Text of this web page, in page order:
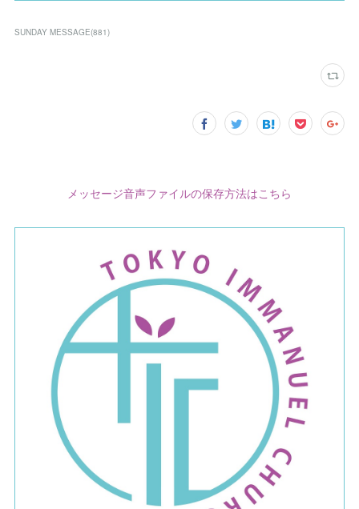
SUNDAY MESSAGE(881)
メッセージ音声ファイルの保存方法はこちら